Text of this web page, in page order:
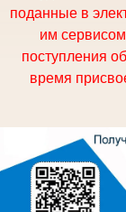
поданные в
им
поступления
время